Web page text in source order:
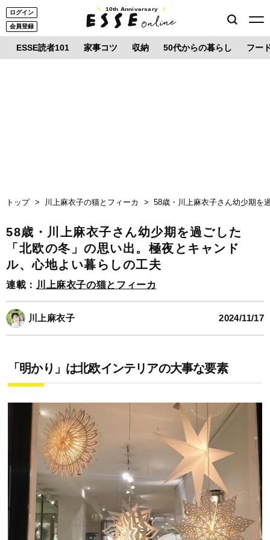
ログイン
会員登録
10th Anniversary
ESSE読者101 家事コツ 収納 50代からの暮らし フー
トップ 川上麻衣子の猫とフィーカ 58歳・川上麻衣子さん幼少期を
58歳・川上麻衣子さん幼少期を過ごした
「北欧の冬」の思い出。極夜とキャンド
ル、心地よい暮らしの工夫
連載： 川上麻衣子の猫とフィーカ
川上麻衣子 2024/11/17
「明かり」は北欧インテリアの大事な要素